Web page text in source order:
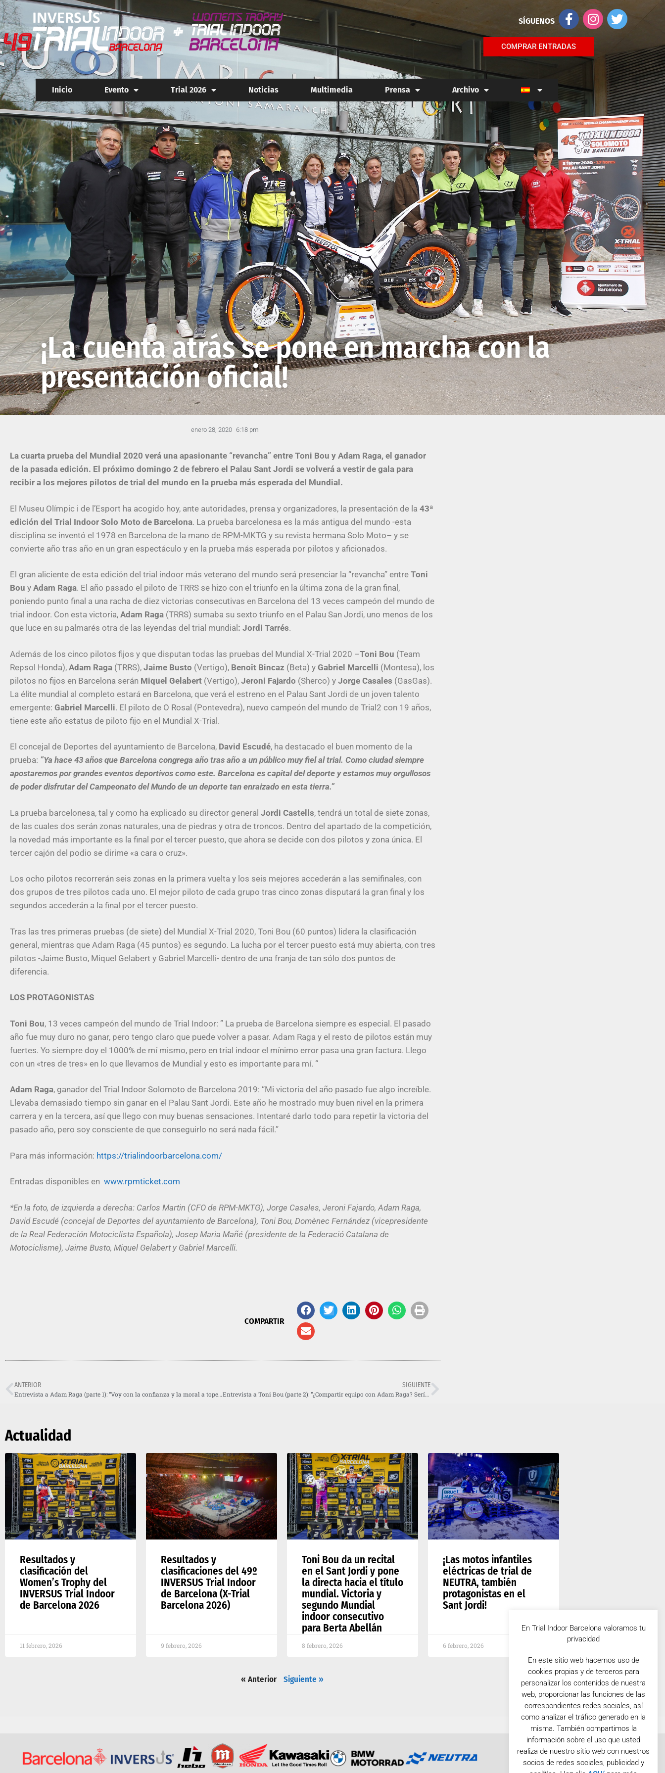
SÍGUENOS
COMPRAR ENTRADAS
Inicio Evento Trial 2026 Noticias Multimedia Prensa Archivo
¡La cuenta atrás se pone en marcha con la
presentación oficial!
enero 28, 2020 6:18 pm
La cuarta prueba del Mundial 2020 verá una apasionante “revancha” entre Toni Bou y Adam Raga, el ganador
de la pasada edición. El próximo domingo 2 de febrero el Palau Sant Jordi se volverá a vestir de gala para
recibir a los mejores pilotos de trial del mundo en la prueba más esperada del Mundial.
El Museu Olímpic i de l’Esport ha acogido hoy, ante autoridades, prensa y organizadores, la presentación de la 43ª
edición del Trial Indoor Solo Moto de Barcelona. La prueba barcelonesa es la más antigua del mundo -esta
disciplina se inventó el 1978 en Barcelona de la mano de RPM-MKTG y su revista hermana Solo Moto– y se
convierte año tras año en un gran espectáculo y en la prueba más esperada por pilotos y aficionados.
El gran aliciente de esta edición del trial indoor más veterano del mundo será presenciar la “revancha” entre Toni
Bou y Adam Raga. El año pasado el piloto de TRRS se hizo con el triunfo en la última zona de la gran final,
poniendo punto final a una racha de diez victorias consecutivas en Barcelona del 13 veces campeón del mundo de
trial indoor. Con esta victoria, Adam Raga (TRRS) sumaba su sexto triunfo en el Palau San Jordi, uno menos de los
que luce en su palmarés otra de las leyendas del trial mundial : Jordi Tarrés.
Además de los cinco pilotos fijos y que disputan todas las pruebas del Mundial X-Trial 2020 –Toni Bou (Team
Repsol Honda), Adam Raga (TRRS), Jaime Busto (Vertigo), Benoît Bincaz (Beta) y Gabriel Marcelli (Montesa), los
pilotos no fijos en Barcelona serán Miquel Gelabert (Vertigo), Jeroni Fajardo (Sherco) y Jorge Casales (GasGas).
La élite mundial al completo estará en Barcelona, que verá el estreno en el Palau Sant Jordi de un joven talento
emergente: Gabriel Marcelli. El piloto de O Rosal (Pontevedra), nuevo campeón del mundo de Trial2 con 19 años,
tiene este año estatus de piloto fijo en el Mundial X-Trial.
El concejal de Deportes del ayuntamiento de Barcelona, David Escudé, ha destacado el buen momento de la
prueba: ”Ya hace 43 años que Barcelona congrega año tras año a un público muy fiel al trial. Como ciudad siempre
apostaremos por grandes eventos deportivos como este. Barcelona es capital del deporte y estamos muy orgullosos
de poder disfrutar del Campeonato del Mundo de un deporte tan enraizado en esta tierra.”
La prueba barcelonesa, tal y como ha explicado su director general Jordi Castells, tendrá un total de siete zonas,
de las cuales dos serán zonas naturales, una de piedras y otra de troncos. Dentro del apartado de la competición,
la novedad más importante es la final por el tercer puesto, que ahora se decide con dos pilotos y zona única. El
tercer cajón del podio se dirime «a cara o cruz».
Los ocho pilotos recorrerán seis zonas en la primera vuelta y los seis mejores accederán a las semifinales, con
dos grupos de tres pilotos cada uno. El mejor piloto de cada grupo tras cinco zonas disputará la gran final y los
segundos accederán a la final por el tercer puesto.
Tras las tres primeras pruebas (de siete) del Mundial X-Trial 2020, Toni Bou (60 puntos) lidera la clasificación
general, mientras que Adam Raga (45 puntos) es segundo. La lucha por el tercer puesto está muy abierta, con tres
pilotos -Jaime Busto, Miquel Gelabert y Gabriel Marcelli- dentro de una franja de tan sólo dos puntos de
diferencia.
LOS PROTAGONISTAS
Toni Bou, 13 veces campeón del mundo de Trial Indoor: ” La prueba de Barcelona siempre es especial. El pasado
año fue muy duro no ganar, pero tengo claro que puede volver a pasar. Adam Raga y el resto de pilotos están muy
fuertes. Yo siempre doy el 1000% de mí mismo, pero en trial indoor el mínimo error pasa una gran factura. Llego
con un «tres de tres» en lo que llevamos de Mundial y esto es importante para mí. “
Adam Raga, ganador del Trial Indoor Solomoto de Barcelona 2019: “Mi victoria del año pasado fue algo increíble.
Llevaba demasiado tiempo sin ganar en el Palau Sant Jordi. Este año he mostrado muy buen nivel en la primera
carrera y en la tercera, así que llego con muy buenas sensaciones. Intentaré darlo todo para repetir la victoria del
pasado año, pero soy consciente de que conseguirlo no será nada fácil.”
Para más información: https://trialindoorbarcelona.com/
Entradas disponibles en www.rpmticket.com
*En la foto, de izquierda a derecha: Carlos Martin (CFO de RPM-MKTG), Jorge Casales, Jeroni Fajardo, Adam Raga,
David Escudé (concejal de Deportes del ayuntamiento de Barcelona), Toni Bou, Domènec Fernández (vicepresidente
de la Real Federación Motociclista Española), Josep Maria Mañé (presidente de la Federació Catalana de
Motociclisme), Jaime Busto, Miquel Gelabert y Gabriel Marcelli.
COMPARTIR
ANTERIOR
Entrevista a Adam Raga (parte 1): “Voy con la confianza y la moral a tope para volver a ganar en el Palau Sant Jordi”
SIGUIENTE
Entrevista a Toni Bou (parte 2): “¿Compartir equipo con Adam Raga? Sería muy interesante y emocionante…”
Actualidad
Resultados y
clasificación del
Women’s Trophy del
INVERSUS Trial Indoor
de Barcelona 2026
11 febrero, 2026
Resultados y
clasificaciones del 49º
INVERSUS Trial Indoor
de Barcelona (X-Trial
Barcelona 2026)
9 febrero, 2026
Toni Bou da un recital
en el Sant Jordi y pone
la directa hacia el título
mundial. Victoria y
segundo Mundial
indoor consecutivo
para Berta Abellán
8 febrero, 2026
¡Las motos infantiles
eléctricas de trial de
NEUTRA, también
protagonistas en el
Sant Jordi!
6 febrero, 2026
« Anterior Siguiente »
En Trial Indoor Barcelona valoramos tu
privacidad
En este sitio web hacemos uso de
cookies propias y de terceros para
personalizar los contenidos de nuestra
web, proporcionar las funciones de las
correspondientes redes sociales, así
como analizar el tráfico generado en la
misma. También compartimos la
información sobre el uso que usted
realiza de nuestro sitio web con nuestros
socios de redes sociales, publicidad y